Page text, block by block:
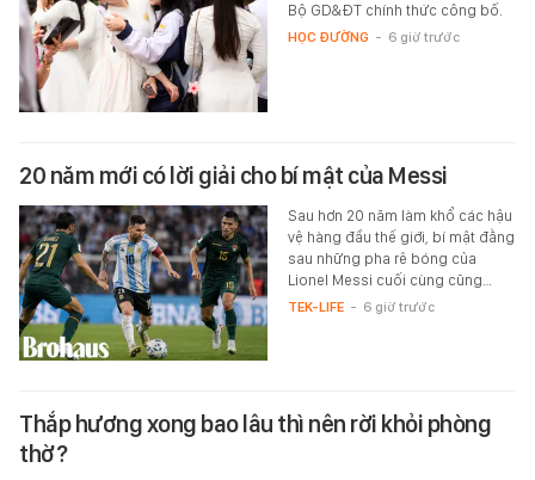
Bộ GD&ĐT chính thức công bố.
HỌC ĐƯỜNG - 6 giờ trước
20 năm mới có lời giải cho bí mật của Messi
Sau hơn 20 năm làm khổ các hậu
vệ hàng đầu thế giới, bí mật đằng
sau những pha rê bóng của
Lionel Messi cuối cùng cũng…
TEK-LIFE - 6 giờ trước
Thắp hương xong bao lâu thì nên rời khỏi phòng
thờ?